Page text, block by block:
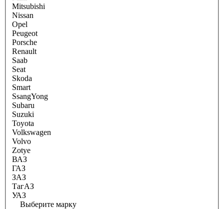
Mitsubishi
Nissan
Opel
Peugeot
Porsche
Renault
Saab
Seat
Skoda
Smart
SsangYong
Subaru
Suzuki
Toyota
Volkswagen
Volvo
Zotye
ВАЗ
ГАЗ
ЗАЗ
ТагАЗ
УАЗ
Выберите марку